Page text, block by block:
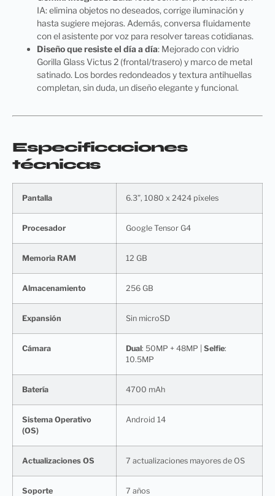
IA: elimina objetos no deseados, corrige iluminación y
hasta sugiere mejoras. Además, conversa fluidamente
con el asistente por voz para resolver tareas cotidianas.
Diseño que resiste el día a día: Mejorado con vidrio
Gorilla Glass Victus 2 (frontal/trasero) y marco de metal
satinado. Los bordes redondeados y textura antihuellas
completan, sin duda, un diseño elegante y funcional.
Especificaciones
técnicas
Pantalla 6.3”, 1080 x 2424 píxeles
Procesador Google Tensor G4
Memoria RAM 12 GB
Almacenamiento 256 GB
Expansión Sin microSD
Cámara Dual: 50MP + 48MP | Selfie:
10.5MP
Batería 4700 mAh
Sistema Operativo
(OS)
Android 14
Actualizaciones OS 7 actualizaciones mayores de OS
Soporte 7 años